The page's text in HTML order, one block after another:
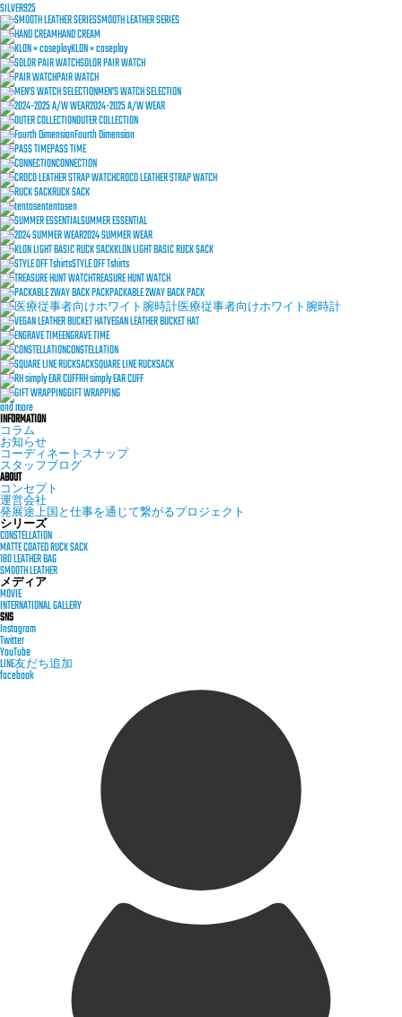
SILVER925
SMOOTH LEATHER SERIES
HAND CREAM
KLON × caseplay
SOLOR PAIR WATCH
PAIR WATCH
MEN’S WATCH SELECTION
2024-2025 A/W WEAR
OUTER COLLECTION
Fourth Dimension
PASS TIME
CONNECTION
CROCO LEATHER STRAP WATCH
RUCK SACK
tentosen
SUMMER ESSENTIAL
2024 SUMMER WEAR
KLON LIGHT BASIC RUCK SACK
STYLE OFF Tshirts
TREASURE HUNT WATCH
PACKABLE 2WAY BACK PACK
医療従事者向けホワイト腕時計
VEGAN LEATHER BUCKET HAT
ENGRAVE TIME
CONSTELLATION
SQUARE LINE RUCKSACK
RH simply EAR CUFF
GIFT WRAPPING
and more
INFORMATION
コラム
お知らせ
コーディネートスナップ
スタッフブログ
ABOUT
コンセプト
運営会社
発展途上国と仕事を通じて繋がるプロジェクト
シリーズ
CONSTELLATION
MATTE COATED RUCK SACK
180 LEATHER BAG
SMOOTH LEATHER
メディア
MOVIE
INTERNATIONAL GALLERY
SNS
Instagram
Twitter
YouTube
LINE友だち追加
facebook